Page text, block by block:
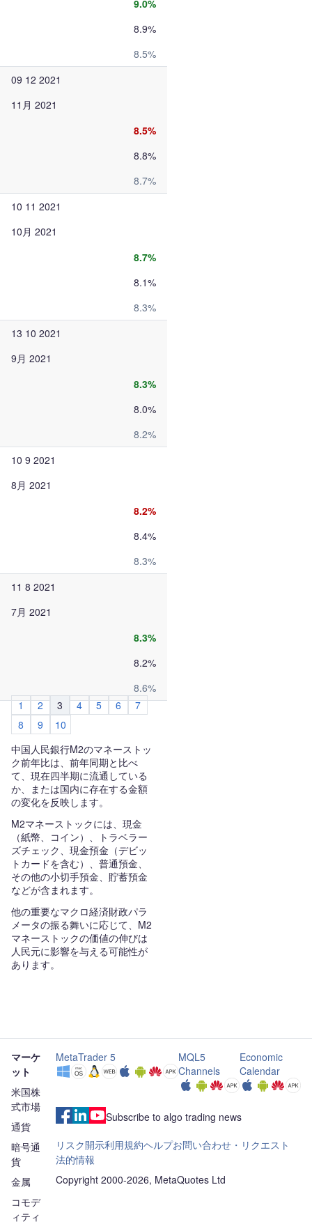
9.0%
8.9%
8.5%
09 12 2021
11月 2021
8.5%
8.8%
8.7%
10 11 2021
10月 2021
8.7%
8.1%
8.3%
13 10 2021
9月 2021
8.3%
8.0%
8.2%
10 9 2021
8月 2021
8.2%
8.4%
8.3%
11 8 2021
7月 2021
8.3%
8.2%
8.6%
1
2 3 4 5 6
7
8
9
10
中国人民銀行M2のマネーストッ
ク前年比は、前年同期と比べ
て、現在四半期に流通している
か、または国内に存在する金額
の変化を反映します。
M2マネーストックには、現金
（紙幣、コイン）、トラベラー
ズチェック、現金預金（デビッ
トカードを含む）、普通預金、
その他の小切手預金、貯蓄預金
などが含まれます。
他の重要なマクロ経済財政パラ
メータの振る舞いに応じて、M2
マネーストックの価値の伸びは
人民元に影響を与える可能性が
あります。
マーケ
ット
米国株
式市場
通貨
暗号通
貨
金属
コモデ
ィティ
MetaTrader 5
MQL5
Channels
Economic
Calendar
Subscribe to algo trading news
リスク開示利用規約ヘルプお問い合わせ・リクエスト
法的情報
Copyright 2000-2026, MetaQuotes Ltd